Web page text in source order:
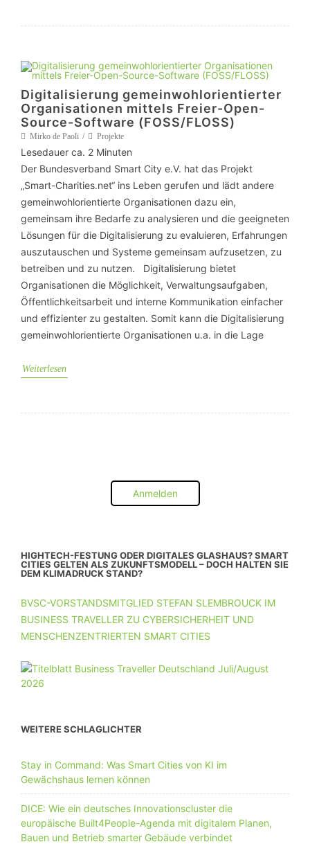
Digitalisierung gemeinwohlorientierter
Organisationen mittels Freier-Open-
Source-Software (FOSS/FLOSS)
Mirko de Paoli Projekte
Lesedauer ca. 2 Minuten
Der Bundesverband Smart City e.V. hat das Projekt
„Smart-Charities.net“ ins Leben gerufen und lädt andere
gemeinwohlorientierte Organisationen dazu ein,
gemeinsam ihre Bedarfe zu analysieren und die geeigneten
Lösungen für die Digitalisierung zu evaluieren, Erfahrungen
auszutauschen und Systeme gemeinsam aufzusetzen, zu
betreiben und zu nutzen. Digitalisierung bietet
Organisationen die Möglichkeit, Verwaltungsaufgaben,
Öffentlichkeitsarbeit und interne Kommunikation einfacher
und effizienter zu gestalten. Somit kann die Digitalisierung
gemeinwohlorientierte Organisationen u.a. in die Lage
Weiterlesen
Anmelden
HIGHTECH-FESTUNG ODER DIGITALES GLASHAUS? SMART
CITIES GELTEN ALS ZUKUNFTSMODELL – DOCH HALTEN SIE
DEM KLIMADRUCK STAND?
BVSC-VORSTANDSMITGLIED STEFAN SLEMBROUCK IM
BUSINESS TRAVELLER ZU CYBERSICHERHEIT UND
MENSCHENZENTRIERTEN SMART CITIES
WEITERE SCHLAGLICHTER
Stay in Command: Was Smart Cities von KI im
Gewächshaus lernen können
DICE: Wie ein deutsches Innovationscluster die
europäische Built4People-Agenda mit digitalem Planen,
Bauen und Betrieb smarter Gebäude verbindet